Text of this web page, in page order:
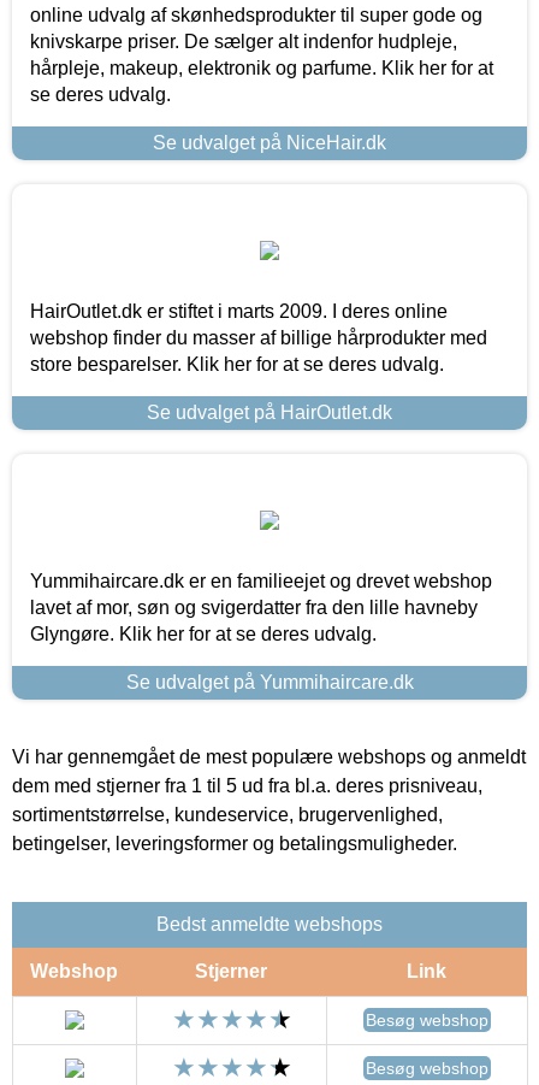
online udvalg af skønhedsprodukter til super gode og
knivskarpe priser. De sælger alt indenfor hudpleje,
hårpleje, makeup, elektronik og parfume. Klik her for at
se deres udvalg.
Se udvalget på NiceHair.dk
HairOutlet.dk er stiftet i marts 2009. I deres online
webshop finder du masser af billige hårprodukter med
store besparelser. Klik her for at se deres udvalg.
Se udvalget på HairOutlet.dk
Yummihaircare.dk er en familieejet og drevet webshop
lavet af mor, søn og svigerdatter fra den lille havneby
Glyngøre. Klik her for at se deres udvalg.
Se udvalget på Yummihaircare.dk
Vi har gennemgået de mest populære webshops og anmeldt
dem med stjerner fra 1 til 5 ud fra bl.a. deres prisniveau,
sortimentstørrelse, kundeservice, brugervenlighed,
betingelser, leveringsformer og betalingsmuligheder.
Bedst anmeldte webshops
Webshop Stjerner Link
Besøg webshop
Besøg webshop